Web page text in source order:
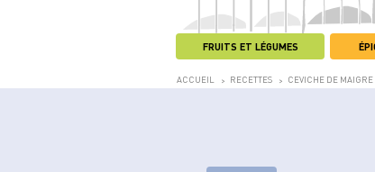
FRUITS ET LÉGUMES
ACCUEIL > RECETTES > CEVICHE DE MAIGRE